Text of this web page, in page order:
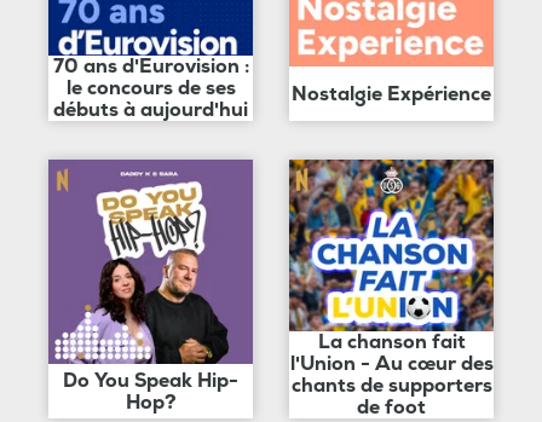
70 ans d'Eurovision :
le concours de ses
débuts à aujourd'hui
Nostalgie Expérience
Do You Speak Hip-
Hop?
La chanson fait
l'Union - Au cœur des
chants de supporters
de foot